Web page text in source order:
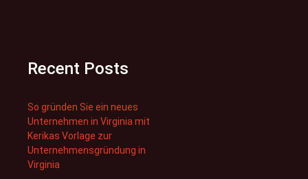
Recent Posts
So gründen Sie ein neues
Unternehmen in Virginia mit
Kerikas Vorlage zur
Unternehmensgründung in
Virginia